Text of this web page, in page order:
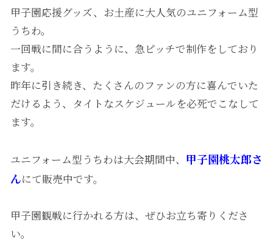
甲子園応援グッズ、お土産に大人気のユニフォーム型
うちわ。
一回戦に間に合うように、急ピッチで制作をしており
ます。
昨年に引き続き、たくさんのファンの方に喜んでいた
だけるよう、タイトなスケジュールを必死でこなして
ます。
ユニフォーム型うちわは大会期間中、 甲子園桃太郎さ
んにて販売中です。
甲子園観戦に行かれる方は、ぜひお立ち寄りくださ
い。